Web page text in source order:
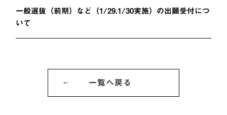
一般選抜（前期）など（1/29.1/30実施）の出願受付につ
いて
一覧へ戻る